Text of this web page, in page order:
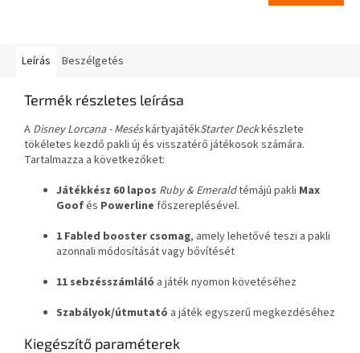
Leírás Beszélgetés
Termék részletes leírása
A Disney Lorcana - MeséskártyajátékStarter Deckkészlete
tökéletes kezdő pakli új és visszatérő játékosok számára.
Tartalmazza a következőket:
Játékkész 60 lapos Ruby & Emeraldtémájú pakli Max
Goofés Powerline főszereplésével.
1 Fabled booster csomag, amely lehetővé teszi a pakli
azonnali módosítását vagy bővítését
11 sebzésszámláló a játék nyomon követéséhez
Szabályok/útmutató a játék egyszerű megkezdéséhez
Kiegészítő paraméterek